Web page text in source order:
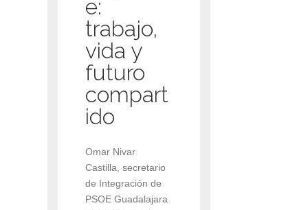
e:
trabajo,
vida y
futuro
compart
ido
Omar Nivar
Castilla, secretario
de Integración de
PSOE Guadalajara